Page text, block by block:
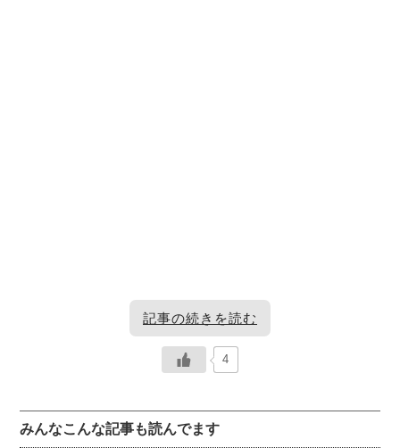
記事の続きを読む
化粧品にはさまざまな防腐剤が使われますが、パラベンは
製品
4
みんなこんな記事も読んでます